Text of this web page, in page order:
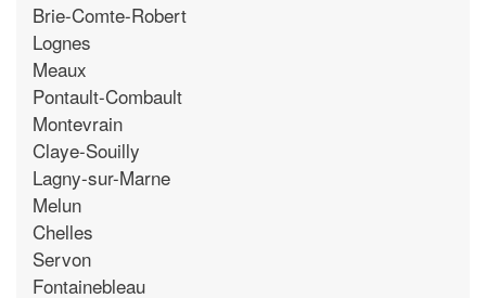
Brie-Comte-Robert
Lognes
Meaux
Pontault-Combault
Montevrain
Claye-Souilly
Lagny-sur-Marne
Melun
Chelles
Servon
Fontainebleau